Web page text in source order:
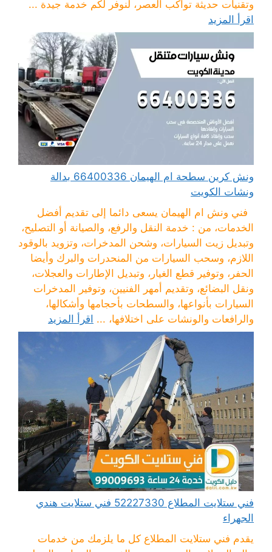
وتقنيات حديثة تواكب العصر، لنوفر لكم خدمة جيدة ...
اقرأ المزيد
ونش كرين سطحة ام الهيمان 66400336 بدالة
ونشات الكويت
فني ونش ام الهيمان يسعى دائما إلى تقديم أفضل
الخدمات، من : خدمة النقل والرفع، والصيانة أو التصليح،
وتبديل زيت السيارات، وشحن المدخرات، وتزويد بالوقود
اللازم، وسحب السيارات من المنحدرات والبرك وأيضا
الحفر، وتوفير قطع الغيار، وتبديل الإطارات والعجلات،
ونقل البضائع، وتقديم أمهر الفنيين، وتوفير المدخرات
السيارات بأنواعها، والسطحات بأحجامها وأشكالها،
والرافعات والونشات على اختلافها، ... اقرأ المزيد
فني ستلايت المطلاع 52227330 فني ستلايت هندي
الجهراء
يقدم فني ستلايت المطلاع كل ما يلزمك من خدمات